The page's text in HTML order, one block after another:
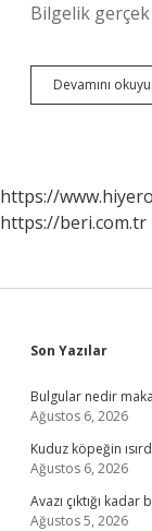
Bilgelik
Devamını
https://
https://beri.com.tr
Son Yazılar
Bulgular nedir
Ağustos 6, 2026
Kuduz köpeğin
Ağustos 6, 2026
Avazı çıktığı
Ağustos 5, 2026